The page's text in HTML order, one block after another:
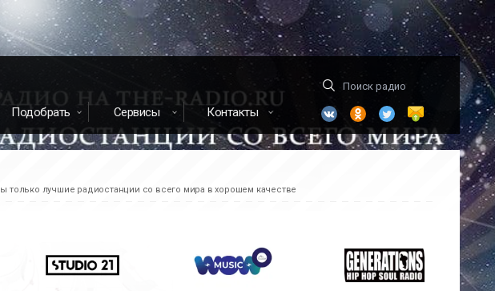
Подобрать Сервисы Контакты
лучшие радиостанции со всего мира в хорошем качестве